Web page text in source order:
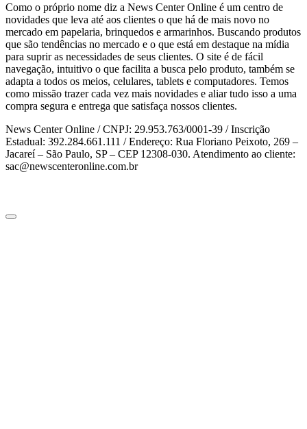
Como o próprio nome diz a News Center Online é um centro de
novidades que leva até aos clientes o que há de mais novo no
mercado em papelaria, brinquedos e armarinhos. Buscando produtos
que são tendências no mercado e o que está em destaque na mídia
para suprir as necessidades de seus clientes. O site é de fácil
navegação, intuitivo o que facilita a busca pelo produto, também se
adapta a todos os meios, celulares, tablets e computadores. Temos
como missão trazer cada vez mais novidades e aliar tudo isso a uma
compra segura e entrega que satisfaça nossos clientes.
News Center Online / CNPJ: 29.953.763/0001-39 / Inscrição
Estadual: 392.284.661.111 / Endereço: Rua Floriano Peixoto, 269 –
Jacareí – São Paulo, SP – CEP 12308-030. Atendimento ao cliente:
sac@newscenteronline.com.br